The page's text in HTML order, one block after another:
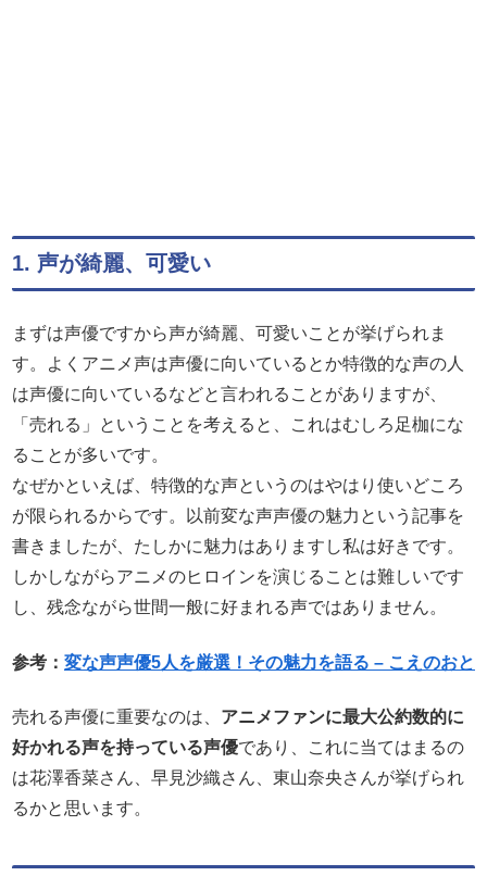
1. 声が綺麗、可愛い
まずは声優ですから声が綺麗、可愛いことが挙げられま
す。よくアニメ声は声優に向いているとか特徴的な声の人
は声優に向いているなどと言われることがありますが、
「売れる」ということを考えると、これはむしろ足枷にな
ることが多いです。
なぜかといえば、特徴的な声というのはやはり使いどころ
が限られるからです。以前変な声声優の魅力という記事を
書きましたが、たしかに魅力はありますし私は好きです。
しかしながらアニメのヒロインを演じることは難しいです
し、残念ながら世間一般に好まれる声ではありません。
参考： 変な声声優5人を厳選！その魅力を語る – こえのおと
売れる声優に重要なのは、 アニメファンに最大公約数的に
好かれる声を持っている声優であり、これに当てはまるの
は花澤香菜さん、早見沙織さん、東山奈央さんが挙げられ
るかと思います。